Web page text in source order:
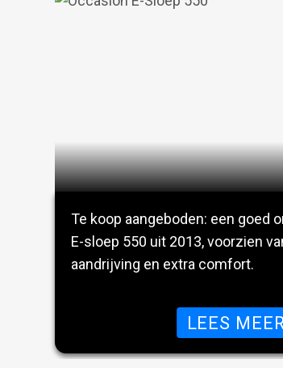
Te koop aangeboden: een goed
E-sloep 550 uit 2013, voorzien
aandrijving en extra comfort.
LEES MEER